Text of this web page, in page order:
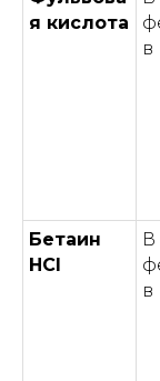
я кислота
в
Бетаин
HCl
В
в